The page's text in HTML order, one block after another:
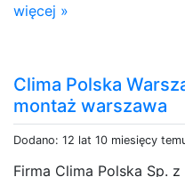
więcej »
Clima Polska
montaż warszawa
Dodano: 12 lat 10 miesięcy
Firma Clima Polska Sp.